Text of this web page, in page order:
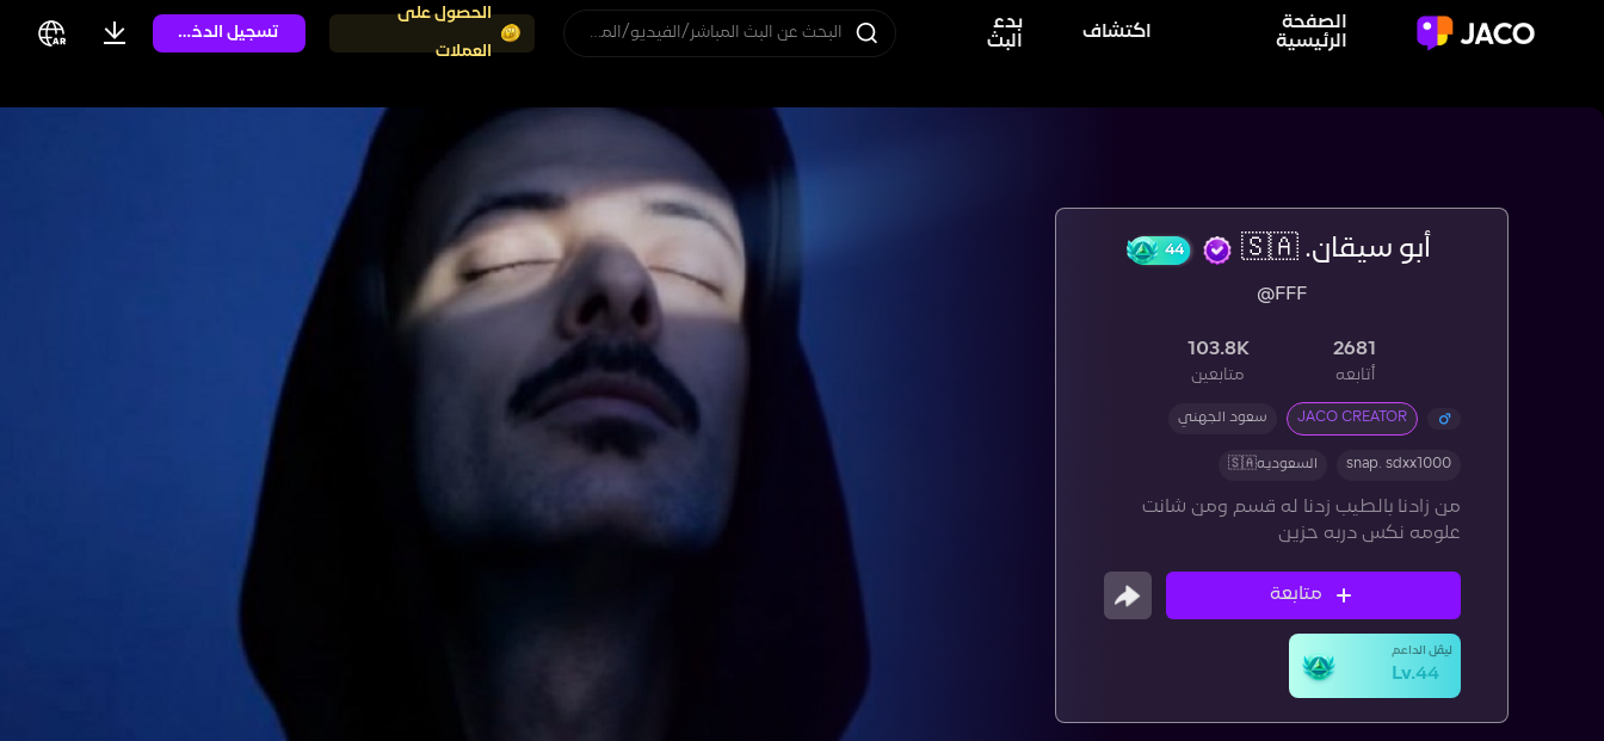
الصفحة
الرئيسية
اكتشاف
بدء
البث
البحث عن البث المباشر/الفيديو/المستخدم
الحصول على
العملات
تسجيل الدخول
أبو سيقان. 🇸🇦
@FFF
2681
أتابعه
103.8K
متابعين
JACO CREATOR سعود الجهني
snap. sdxx1000 السعوديه🇸🇦
من زادنا بالطيب زدنا له قسم ومن شانت
علومه نكس دربه حزين
متابعة
ليڤل الداعم
Lv.44